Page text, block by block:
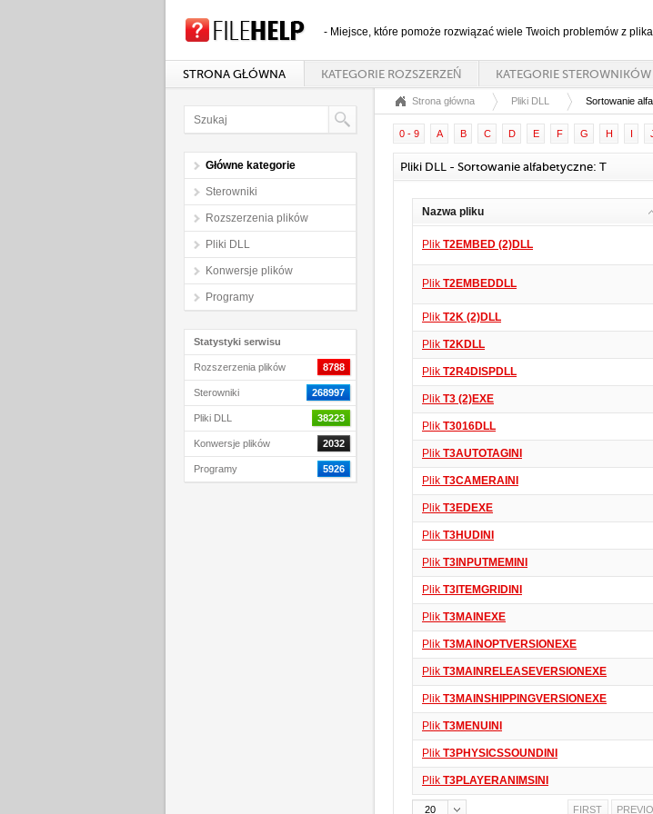
- Miejsce, które pomoże rozwiązać wiele Twoich problemów z
STRONA GŁÓWNA KATEGORIE ROZSZERZEŃ KATEGORIE STEROWNIKÓW
Główne kategorie
Sterowniki
Rozszerzenia plików
Pliki DLL
Konwersje plików
Programy
Statystyki serwisu
Rozszerzenia plików 8788
Sterowniki 268997
Pliki DLL 38223
Konwersje plików 2032
Programy 5926
Strona główna Pliki DLL Sortowanie
0 - 9 A B C D E F G H I
Pliki DLL - Sortowanie alfabetyczne: T
Nazwa pliku
Plik T2EMBED (2)DLL
Plik T2EMBEDDLL
Plik T2K (2)DLL
Plik T2KDLL
Plik T2R4DISPDLL
Plik T3 (2)EXE
Plik T3016DLL
Plik T3AUTOTAGINI
Plik T3CAMERAINI
Plik T3EDEXE
Plik T3HUDINI
Plik T3INPUTMEMINI
Plik T3ITEMGRIDINI
Plik T3MAINEXE
Plik T3MAINOPTVERSIONEXE
Plik T3MAINRELEASEVERSIONEXE
Plik T3MAINSHIPPINGVERSIONEXE
Plik T3MENUINI
Plik T3PHYSICSSOUNDINI
Plik T3PLAYERANIMSINI
FIRST
20